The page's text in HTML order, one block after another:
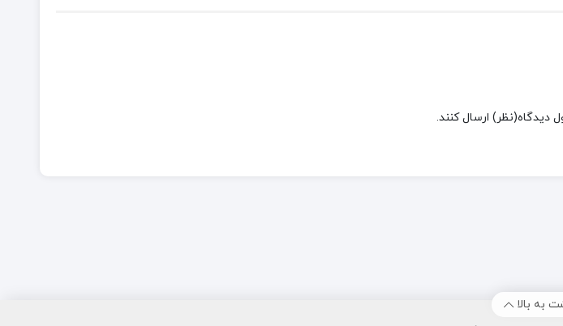
دیدگاه(نظر) ارسال کنند.
به بالا